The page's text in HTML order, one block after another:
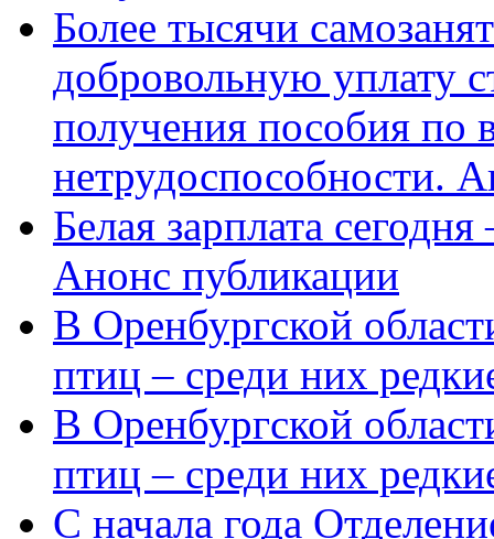
Более тысячи
добровольную уплату
получения пособия по
нетрудоспособности.
Белая зарплата
Анонс публикации
В Оренбургской
птиц – среди них
В Оренбургской
птиц – среди них
С начала года